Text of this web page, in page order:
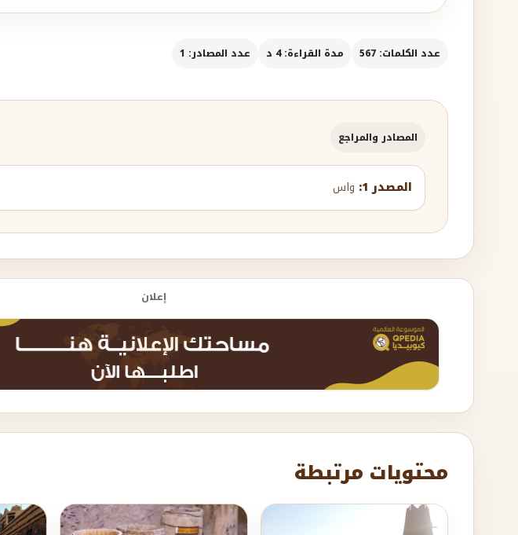
عدد الكلمات: 567 مدة القراءة: 4 د عدد المصادر: 1
المصادر والمراجع
المصدر 1: واس
إعلان
محتويات مرتبطة